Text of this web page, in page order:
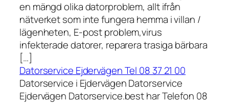
en mängd olika datorproblem, allt ifrån
nätverket som inte fungera hemma i villan /
lägenheten, E-post problem,virus
infekterade datorer, reparera trasiga bärbara
[…]
Datorservice Ejdervägen Tel 08 37 21 00
Datorservice i Ejdervägen Datorservice
Ejdervägen Datorservice.best har Telefon 08